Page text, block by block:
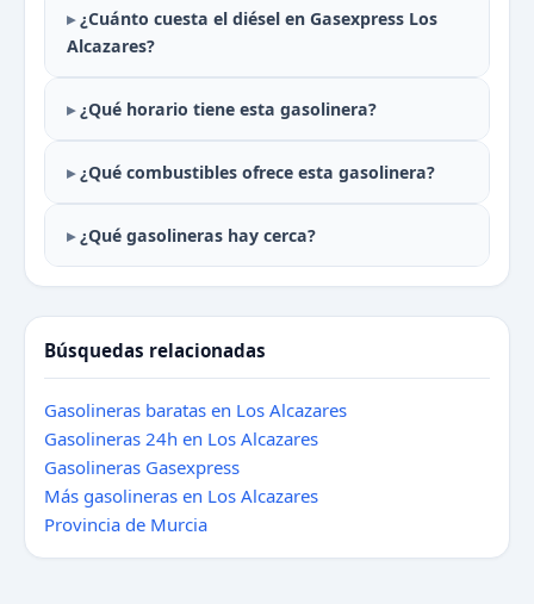
¿Cuánto cuesta el diésel en Gasexpress Los
Alcazares?
¿Qué horario tiene esta gasolinera?
¿Qué combustibles ofrece esta gasolinera?
¿Qué gasolineras hay cerca?
Búsquedas relacionadas
Gasolineras baratas en Los Alcazares
Gasolineras 24h en Los Alcazares
Gasolineras Gasexpress
Más gasolineras en Los Alcazares
Provincia de Murcia